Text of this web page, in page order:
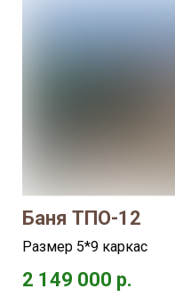
Баня ТПО-12
Размер 5*9 каркас
2 149 000 р.